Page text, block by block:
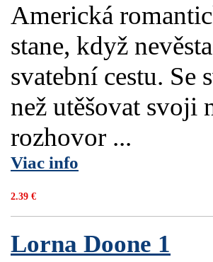
Americká
stane, když
svatební cestu. Se
než utěšovat svoji
rozhovor ...
Viac info
2.39 €
Lorna Doone 1